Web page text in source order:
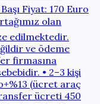
Fiyat: 170 Euro
olan
edilmektedir.
ve ödeme
firmasına
• 2–3 kişi
(ücret araç
ücreti 450